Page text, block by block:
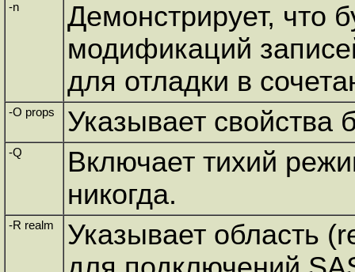
-n
Демонстрирует, что
модификаций
для отладки в
-O props Указывает свойства
-Q
Включает тихий
никогда.
-R realm
Указывает область